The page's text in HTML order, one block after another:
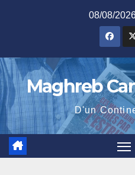
08/08/
Maghreb
D'un